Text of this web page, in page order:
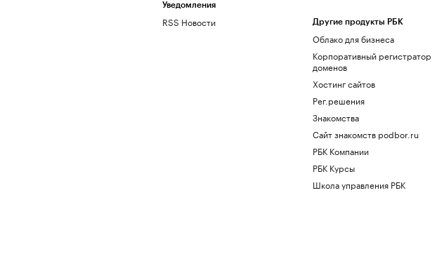
Уведомления
RSS Новости Другие продукты РБК
Облако для бизнеса
Корпоративный регистратор
доменов
Хостинг сайтов
Рег.решения
Знакомства
Сайт знакомств podbor.ru
РБК Компании
РБК Курсы
Школа управления РБК